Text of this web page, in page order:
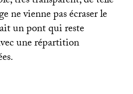
ne vienne pas écraser le
un pont qui reste
une répartition